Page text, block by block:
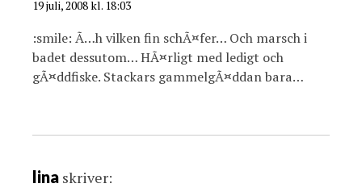
19 juli, 2008 kl. 18:03
:smile: Ã…h vilken fin schÃ¤fer… Och marsch i
badet dessutom… HÃ¤rligt med ledigt och
gÃ¤ddfiske. Stackars gammelgÃ¤ddan bara…
lina skriver: